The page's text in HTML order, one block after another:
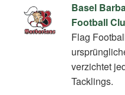
Basel
Football
Flag
verzichtet
Tacklings.